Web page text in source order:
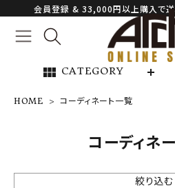
会員登録 & 33,000円以上購入で送
view_module CATEGORY
NEW ARRIVAL
ARCH EXCLUSIVE
HOME コーディネート一覧
コーディネ
絞り込む